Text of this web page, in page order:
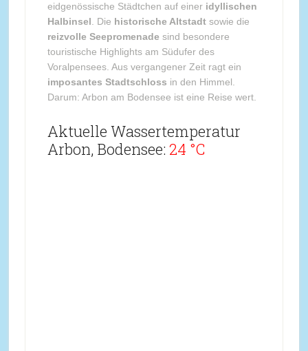
eidgenössische Städtchen auf einer idyllischen
Halbinsel . Die historische Altstadtsowie die
reizvolle Seepromenade sind besondere
touristische Highlights am Südufer des
Voralpensees. Aus vergangener Zeit ragt ein
imposantes Stadtschloss in den Himmel.
Darum: Arbon am Bodensee ist eine Reise wert.
Aktuelle Wassertemperatur
Arbon, Bodensee: 24 °C